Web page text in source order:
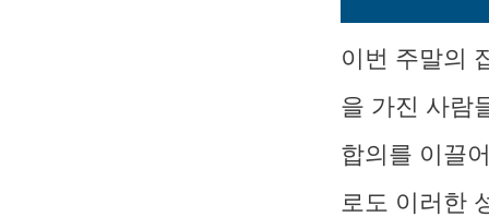
이번 주말의
을 가진 사람
합의를 이끌
로도 이러한